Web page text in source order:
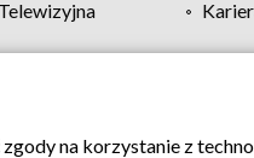
Polityka prywatności
na korzystanie z